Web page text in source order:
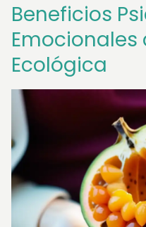
Beneficios
Emocionales
Ecológica